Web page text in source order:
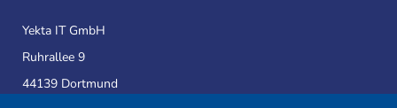
Yekta IT GmbH
Ruhrallee 9
44139 Dortmund